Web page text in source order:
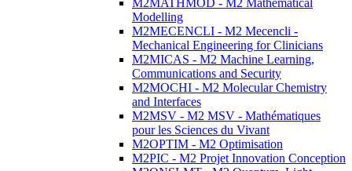
M2MATHMOD - M2 Mathematical
Modelling
M2MECENCLI - M2 Mecencli -
Mechanical Engineering for Clinicians
M2MICAS - M2 Machine Learning,
Communications and Security
M2MOCHI - M2 Molecular Chemistry
and Interfaces
M2MSV - M2 MSV - Mathématiques
pour les Sciences du Vivant
M2OPTIM - M2 Optimisation
M2PIC - M2 Projet Innovation Conception